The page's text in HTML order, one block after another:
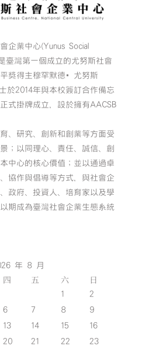
企業中心(Yunus Social
臺灣第一個成立的尤努斯社會
獎得主穆罕默德•尤努斯
於2014年與本校簽訂合作備忘
式掛牌成立，設於擁有AACSB
、研究、創新和創業等方面受
；以同理心、責任、誠信、創
中心的核心價值；並以通過卓
協作與倡導等方式，與社會企
政府、投資人、培育家以及學
期成為臺灣社會企業生態系統
年 8 月
四 五 六 日
1
2
6 7 8
9
13 14 15
16
20 21 22
23